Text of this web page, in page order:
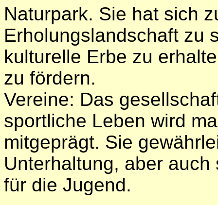
Naturpark. Sie hat sich
Erholungslandschaft zu
kulturelle Erbe zu
zu fördern.
Vereine: Das
sportliche Leben wird
mitgeprägt. Sie
Unterhaltung, aber
für die Jugend.